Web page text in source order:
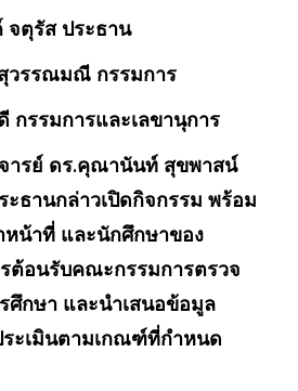
ตุรัส ประธาน
วรรณมณี กรรมการ
กรรมการและเลขานุการ
ารย์ ดร.คุณานันท์ สุขพาสน์
ธานกล่าวเปิดกิจกรรม พร้อม
หน้าที่ และนักศึกษาของ
ต้อนรับคณะกรรมการตรวจ
ศึกษา และนำเสนอข้อมูล
ระเมินตามเกณฑ์ที่กำหนด